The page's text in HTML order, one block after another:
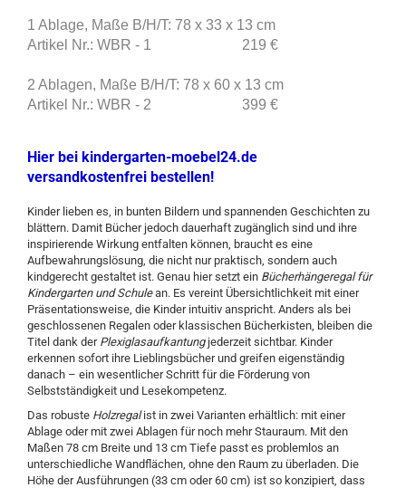
1 Ablage, Maße B/H/T: 78 x 33 x 13 cm
Artikel Nr.: WBR - 1 219 €
2 Ablagen, Maße B/H/T: 78 x 60 x 13 cm
Artikel Nr.: WBR - 2 399 €
Hier bei kindergarten-moebel24.de
versandkostenfrei bestellen!
Kinder lieben es, in bunten Bildern und spannenden Geschichten zu
blättern. Damit Bücher jedoch dauerhaft zugänglich sind und ihre
inspirierende Wirkung entfalten können, braucht es eine
Aufbewahrungslösung, die nicht nur praktisch, sondern auch
kindgerecht gestaltet ist. Genau hier setzt ein Bücherhängeregal für
Kindergarten und Schulean. Es vereint Übersichtlichkeit mit einer
Präsentationsweise, die Kinder intuitiv anspricht. Anders als bei
geschlossenen Regalen oder klassischen Bücherkisten, bleiben die
Titel dank der Plexiglasaufkantungjederzeit sichtbar. Kinder
erkennen sofort ihre Lieblingsbücher und greifen eigenständig
danach – ein wesentlicher Schritt für die Förderung von
Selbstständigkeit und Lesekompetenz.
Das robuste Holzregalist in zwei Varianten erhältlich: mit einer
Ablage oder mit zwei Ablagen für noch mehr Stauraum. Mit den
Maßen 78 cm Breite und 13 cm Tiefe passt es problemlos an
unterschiedliche Wandflächen, ohne den Raum zu überladen. Die
Höhe der Ausführungen (33 cm oder 60 cm) ist so konzipiert, dass